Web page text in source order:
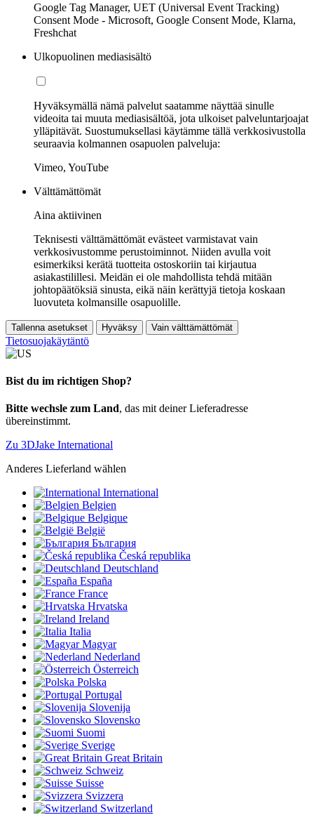
Google Tag Manager, UET (Universal Event Tracking)
Consent Mode - Microsoft, Google Consent Mode, Klarna,
Freshchat
Ulkopuolinen mediasisältö
Hyväksymällä nämä palvelut saatamme näyttää sinulle
videoita tai muuta mediasisältöä, jota ulkoiset palveluntarjoajat
ylläpitävät. Suostumuksellasi käytämme tällä verkkosivustolla
seuraavia kolmannen osapuolen palveluja:
Vimeo, YouTube
Välttämättömät
Aina aktiivinen
Teknisesti välttämättömät evästeet varmistavat vain
verkkosivustomme perustoiminnot. Niiden avulla voit
esimerkiksi kerätä tuotteita ostoskoriin tai kirjautua
asiakastilillesi. Meidän ei ole mahdollista tehdä mitään
johtopäätöksiä sinusta, eikä näin kerättyjä tietoja koskaan
luovuteta kolmansille osapuolille.
Tallenna asetukset Hyväksy Vain välttämättömät
Tietosuojakäytäntö
Bist du im richtigen Shop?
Bitte wechsle zum Land, das mit deiner Lieferadresse
übereinstimmt.
Zu 3DJake International
Anderes Lieferland wählen
International
Belgien
Belgique
België
България
Česká republika
Deutschland
España
France
Hrvatska
Ireland
Italia
Magyar
Nederland
Österreich
Polska
Portugal
Slovenija
Slovensko
Suomi
Sverige
Great Britain
Schweiz
Suisse
Svizzera
Switzerland